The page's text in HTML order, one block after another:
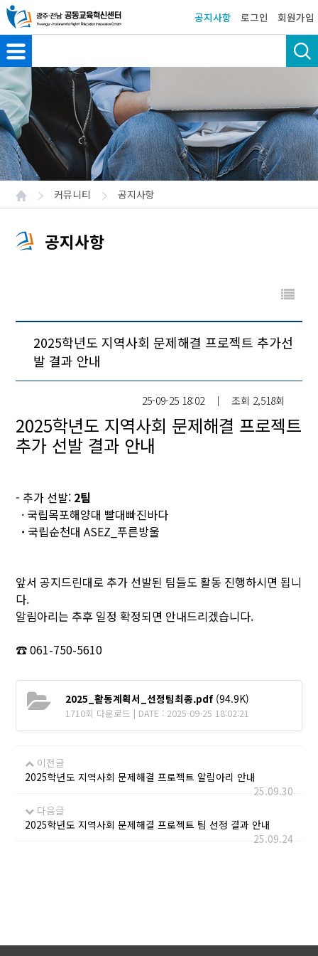
공지사항 로그인 회원가입
커뮤니티 공지사항
공지사항
2025학년도 지역사회 문제해결 프로젝트 추가선
발 결과 안내
25-09-25 18:02│ 조회 2,518회
2025학년도 지역사회 문제해결 프로젝트
추가 선발 결과 안내
- 추가 선발: 2팀
· 국립목포해양대 빨대빠진바다
· 국립순천대 ASEZ_푸른방울
앞서 공지드린대로 추가 선발된 팀들도 활동 진행하시면 됩니
다.
알림아리는 추후 일정 확정되면 안내드리겠습니다.
☎ 061-750-5610
2025_활동계획서_선정팀최종.pdf (94.9K)
1710회 다운로드 | DATE : 2025-09-25 18:02:21
이전글
2025학년도 지역사회 문제해결 프로젝트 알림아리 안내
25.09.30
다음글
2025학년도 지역사회 문제해결 프로젝트 팀 선정 결과 안내
25.09.24